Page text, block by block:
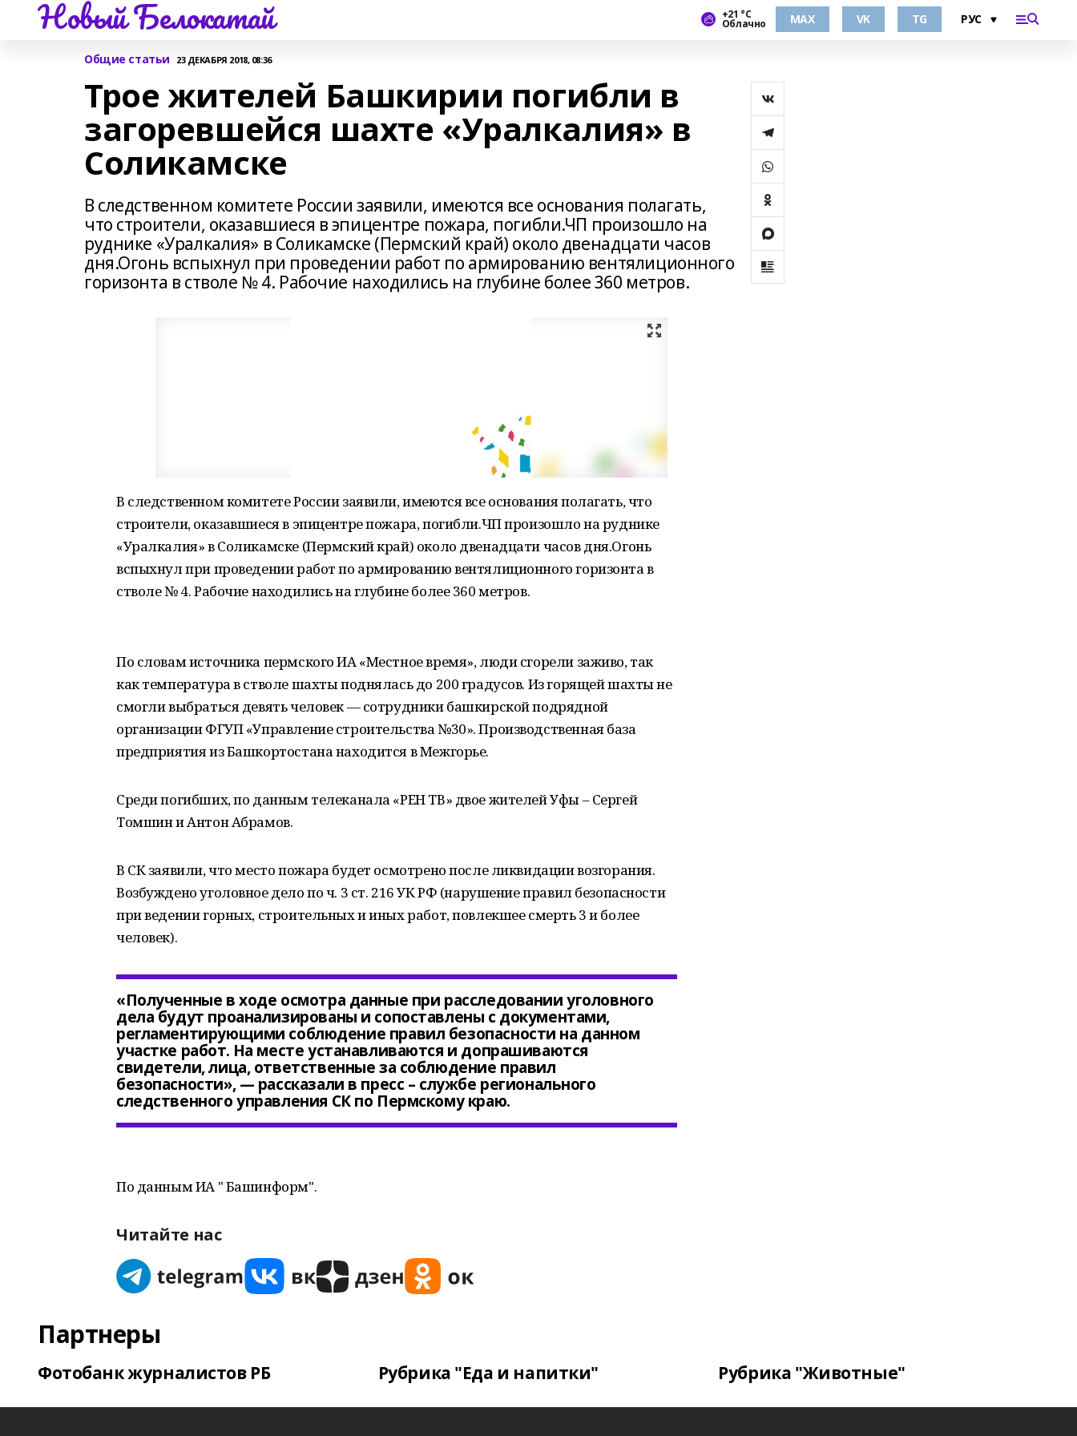
Новый Белокатай +21 °С
Облачно MAX VK TG
Общие статьи 23 ДЕКАБРЯ 2018, 08:36
Трое жителей Башкирии погибли в
загоревшейся шахте «Уралкалия» в
Соликамске
В следственном комитете России заявили, имеются все основания полагать,
что строители, оказавшиеся в эпицентре пожара, погибли.ЧП произошло на
руднике «Уралкалия» в Соликамске (Пермский край) около двенадцати часов
дня.Огонь вспыхнул при проведении работ по армированию вентялиционного
горизонта в стволе № 4. Рабочие находились на глубине более 360 метров.
В следственном комитете России заявили, имеются все основания полагать, что
строители, оказавшиеся в эпицентре пожара, погибли.ЧП произошло на руднике
«Уралкалия» в Соликамске (Пермский край) около двенадцати часов дня.Огонь
вспыхнул при проведении работ по армированию вентялиционного горизонта в
стволе № 4. Рабочие находились на глубине более 360 метров.
По словам источника пермского ИА «Местное время», люди сгорели заживо, так
как температура в стволе шахты поднялась до 200 градусов. Из горящей шахты не
смогли выбраться девять человек — сотрудники башкирской подрядной
организации ФГУП «Управление строительства №30». Производственная база
предприятия из Башкортостана находится в Межгорье.
Среди погибших, по данным телеканала «РЕН ТВ» двое жителей Уфы – Сергей
Томшин и Антон Абрамов.
В СК заявили, что место пожара будет осмотрено после ликвидации возгорания.
Возбуждено уголовное дело по ч. 3 ст. 216 УК РФ (нарушение правил безопасности
при ведении горных, строительных и иных работ, повлекшее смерть 3 и более
человек).
«Полученные в ходе осмотра данные при расследовании уголовного
дела будут проанализированы и сопоставлены с документами,
регламентирующими соблюдение правил безопасности на данном
участке работ. На месте устанавливаются и допрашиваются
свидетели, лица, ответственные за соблюдение правил
безопасности», — рассказали в пресс – службе регионального
следственного управления СК по Пермскому краю.
По данным ИА " Башинформ".
Читайте нас
Партнеры
Фотобанк журналистов РБ Рубрика "Еда и напитки" Рубрика "Животные"